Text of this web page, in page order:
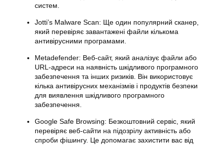
систем.
Jotti’s Malware Scan: Ще один популярний сканер,
який перевіряє завантажені файли кількома
антивірусними програмами.
Metadefender: Веб-сайт, який аналізує файли або
URL-адреси на наявність шкідливого програмного
забезпечення та інших ризиків. Він використовує
кілька антивірусних механізмів і продуктів безпеки
для виявлення шкідливого програмного
забезпечення.
Google Safe Browsing: Безкоштовний сервіс, який
перевіряє веб-сайти на підозрілу активність або
спроби фішингу. Це допомагає захистити вас від